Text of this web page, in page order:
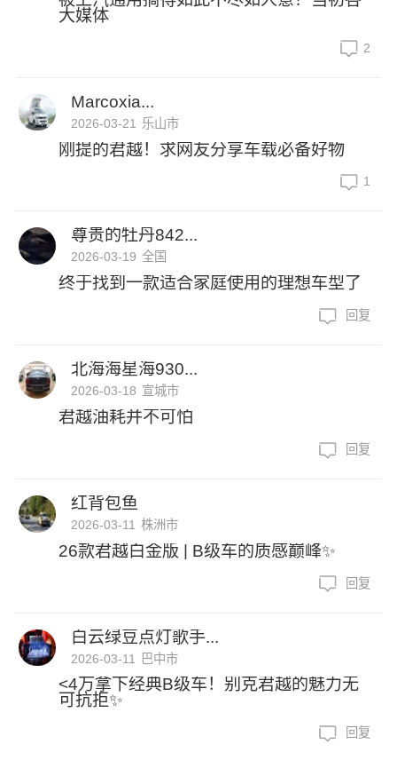
大媒体
2
Marcoxia...
2026-03-21 乐山市
刚提的君越！求网友分享车载必备好物
1
尊贵的牡丹842...
2026-03-19 全国
终于找到一款适合家庭使用的理想车型了
回复
北海海星海930...
2026-03-18 宣城市
君越油耗并不可怕
回复
红背包鱼
2026-03-11 株洲市
26款君越白金版 | B级车的质感巅峰✨
回复
白云绿豆点灯歌手...
2026-03-11 巴中市
<4万拿下经典B级车！别克君越的魅力无
可抗拒✨
回复